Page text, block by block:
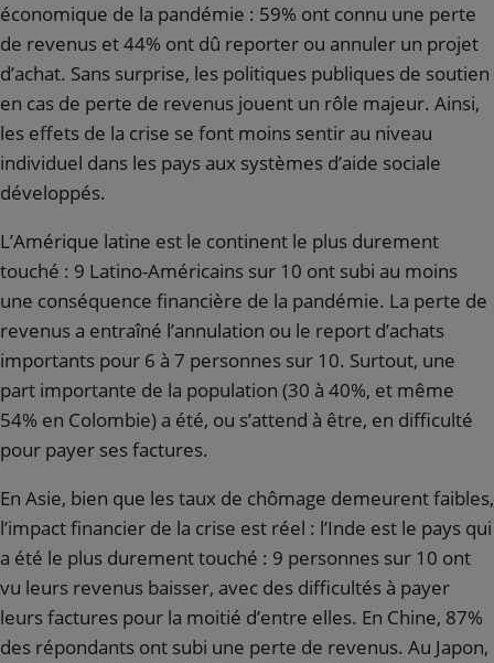
économique de la pandémie : 59% ont connu une perte
de revenus et 44% ont dû reporter ou annuler un projet
d’achat. Sans surprise, les politiques publiques de soutien
en cas de perte de revenus jouent un rôle majeur. Ainsi,
les effets de la crise se font moins sentir au niveau
individuel dans les pays aux systèmes d’aide sociale
développés.
L’Amérique latine est le continent le plus durement
touché : 9 Latino-Américains sur 10 ont subi au moins
une conséquence financière de la pandémie. La perte de
revenus a entraîné l’annulation ou le report d’achats
importants pour 6 à 7 personnes sur 10. Surtout, une
part importante de la population (30 à 40%, et même
54% en Colombie) a été, ou s’attend à être, en difficulté
pour payer ses factures.
En Asie, bien que les taux de chômage demeurent faibles,
l’impact financier de la crise est réel : l’Inde est le pays qui
a été le plus durement touché : 9 personnes sur 10 ont
vu leurs revenus baisser, avec des difficultés à payer
leurs factures pour la moitié d’entre elles. En Chine, 87%
des répondants ont subi une perte de revenus. Au Japon,